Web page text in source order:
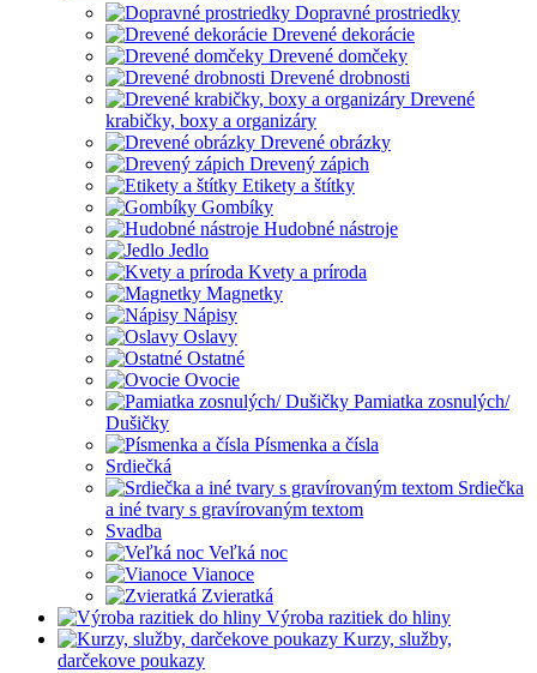
Dopravné prostriedky
Drevené dekorácie
Drevené domčeky
Drevené drobnosti
Drevené
krabičky, boxy a organizáry
Drevené obrázky
Drevený zápich
Etikety a štítky
Gombíky
Hudobné nástroje
Jedlo
Kvety a príroda
Magnetky
Nápisy
Oslavy
Ostatné
Ovocie
Pamiatka zosnulých/
Dušičky
Písmenka a čísla
Srdiečká
Srdiečka
a iné tvary s gravírovaným textom
Svadba
Veľká noc
Vianoce
Zvieratká
Výroba razitiek do hliny
Kurzy, služby,
darčekove poukazy